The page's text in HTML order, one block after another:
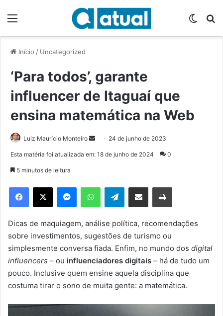
Início / Uncategorized
‘Para todos’, garante
influencer de Itaguaí que
ensina matemática na Web
Luiz Maurício Monteiro
e
m
e
-
m
a
24 de junho de 2023
Esta matéria foi atualizada em: 18 de junho de 2024 0
5 minutos de leitura
Telegram
Dicas de maquiagem, análise política, recomendações
sobre investimentos, sugestões de turismo ou
simplesmente conversa fiada. Enfim, no mundo dos digital
influencers – ou influenciadores digitais – há de tudo um
pouco. Inclusive quem ensine aquela disciplina que
costuma tirar o sono de muita gente: a matemática.